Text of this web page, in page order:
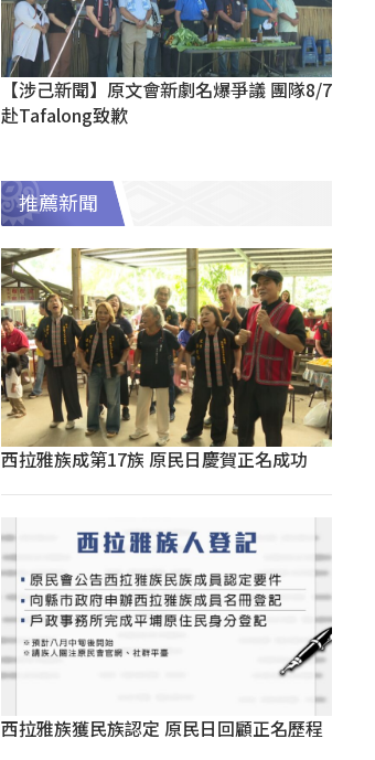
【涉己新聞】原文會新劇名爆爭議 團隊8/7
赴Tafalong致歉
推薦新聞
西拉雅族成第17族 原民日慶賀正名成功
西拉雅族獲民族認定 原民日回顧正名歷程